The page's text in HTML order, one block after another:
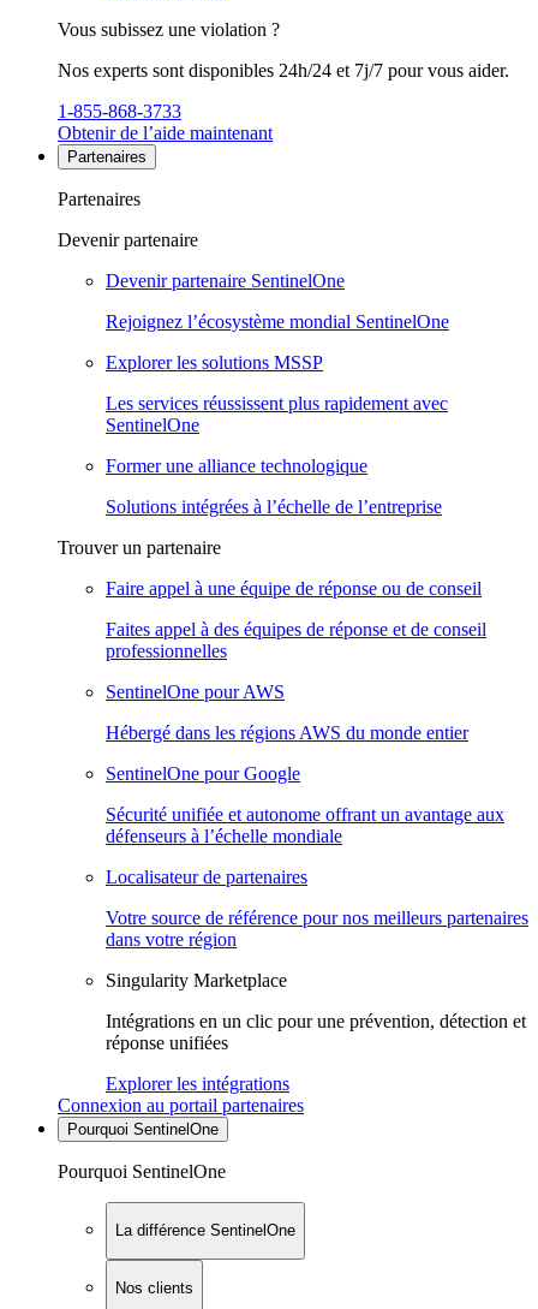
Vous subissez une violation ?
Nos experts sont disponibles 24h/24 et 7j/7 pour vous aider.
1-855-868-3733
Obtenir de l’aide maintenant
Partenaires
Partenaires
Devenir partenaire
Devenir partenaire SentinelOne
Rejoignez l’écosystème mondial SentinelOne
Explorer les solutions MSSP
Les services réussissent plus rapidement avec
SentinelOne
Former une alliance technologique
Solutions intégrées à l’échelle de l’entreprise
Trouver un partenaire
Faire appel à une équipe de réponse ou de conseil
Faites appel à des équipes de réponse et de conseil
professionnelles
SentinelOne pour AWS
Hébergé dans les régions AWS du monde entier
SentinelOne pour Google
Sécurité unifiée et autonome offrant un avantage aux
défenseurs à l’échelle mondiale
Localisateur de partenaires
Votre source de référence pour nos meilleurs partenaires
dans votre région
Singularity Marketplace
Intégrations en un clic pour une prévention, détection et
réponse unifiées
Explorer les intégrations
Connexion au portail partenaires
Pourquoi SentinelOne
Pourquoi SentinelOne
La différence SentinelOne
Nos clients